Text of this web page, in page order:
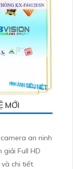
MỚI
an ninh
chi tiết.